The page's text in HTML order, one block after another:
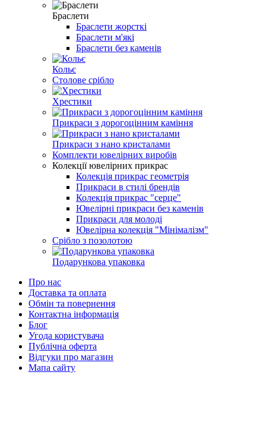
Браслети
Браслети жорсткі
Браслети м'які
Браслети без каменів
Кольє
Столове срібло
Хрестики
Прикраси з дорогоцінним каміння
Прикраси з нано кристалами
Комплекти ювелірних виробів
Колекції ювелірних прикрас
Колекція прикрас геометрія
Прикраси в стилі брендів
Колекція прикрас "серце"
Ювелірні прикраси без каменів
Прикраси для молоді
Ювелірна колекція "Мінімалізм"
Срібло з позолотою
Подарункова упаковка
Про нас
Доставка та оплата
Обмін та повернення
Контактна інформація
Блог
Угода користувача
Публічна оферта
Відгуки про магазин
Мапа сайту